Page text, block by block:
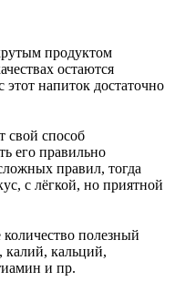
продуктом
остаются
этот напиток достаточно
свой способ
его правильно
правил, тогда
с лёгкой, но приятной
полезный
калий, кальций,
и пр.